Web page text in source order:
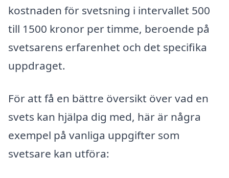
kostnaden för svetsning i intervallet 500
till 1500 kronor per timme, beroende på
svetsarens erfarenhet och det specifika
uppdraget.
För att få en bättre översikt över vad en
svets kan hjälpa dig med, här är några
exempel på vanliga uppgifter som
svetsare kan utföra: